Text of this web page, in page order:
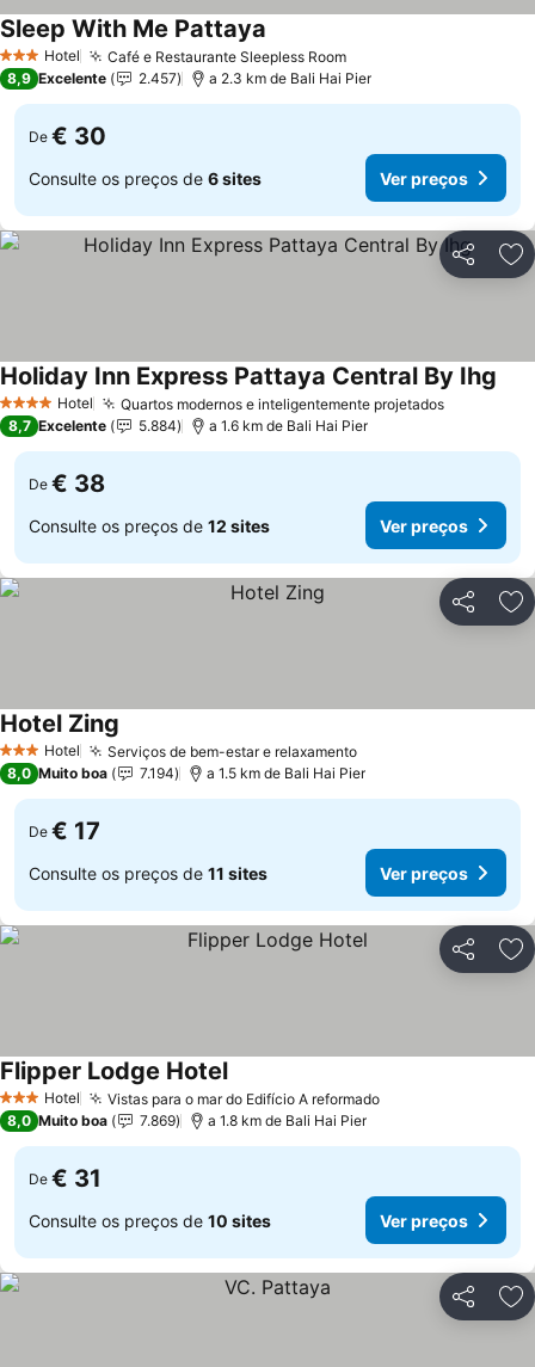
3 EstrelasHotel Café e Restaurante Sleepless Room
Sleep With Me Pattaya
8,9 Excelente 2.457 a 2.3 km de Bali Hai Pier
De € 30
Consulte os preços de 6 sites Ver preços
Partilhar
4 EstrelasHotel Quartos modernos e inteligentemente projetados
Holiday Inn Express Pattaya Central By Ihg
8,7 Excelente 5.884 a 1.6 km de Bali Hai Pier
De € 38
Consulte os preços de 12 sites Ver preços
Partilhar
3 EstrelasHotel Serviços de bem-estar e relaxamento
Hotel Zing
8,0 Muito boa 7.194 a 1.5 km de Bali Hai Pier
De € 17
Consulte os preços de 11 sites Ver preços
Partilhar
3 EstrelasHotel Vistas para o mar do Edifício A reformado
Flipper Lodge Hotel
8,0 Muito boa 7.869 a 1.8 km de Bali Hai Pier
De € 31
Consulte os preços de 10 sites Ver preços
Partilhar